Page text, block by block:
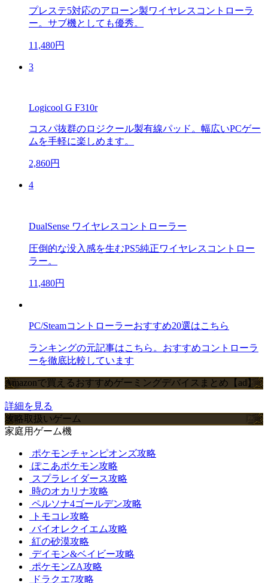
プレステ5対応のアローン製ワイヤレスコントローラ
ー。サブ機としても優秀。
11,480円
3
Logicool G F310r
コスパ抜群のロジクール製有線パッド。幅広いPCゲー
ムを手軽に楽しめます。
2,860円
4
DualSense ワイヤレスコントローラー
圧倒的な没入感を生むPS5純正ワイヤレスコントロー
ラー。
11,480円
PC/Steamコントローラーおすすめ20選はこちら
ランキングの元記事はこちら。おすすめコントローラ
ーを徹底比較しています
Amazonで買えるおすすめゲーミングデバイスまとめ【ad】
詳細を見る
攻略取扱いゲーム
家庭用ゲーム機
ポケモンチャンピオンズ攻略
ぽこあポケモン攻略
スプラレイダース攻略
時のオカリナ攻略
ペルソナ4ゴールデン攻略
トモコレ攻略
バイオレクイエム攻略
紅の砂漠攻略
デイモン&ベイビー攻略
ポケモンZA攻略
ドラクエ7攻略